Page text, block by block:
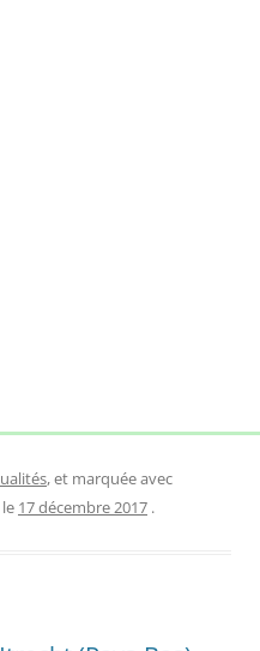
, et marquée avec
le 17 décembre 2017 .